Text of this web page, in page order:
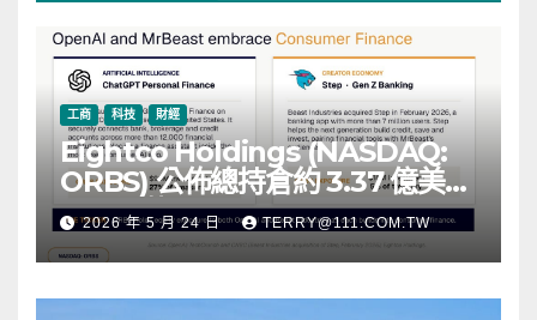
工商 科技 財經
Eightco Holdings (NASDAQ:
ORBS) 公佈總持倉約 3.37 億美
元，涵蓋 OpenAI、Beast
Industries、超過 11,000 枚以太
幣 (ETH) 及逾 2.83 億枚 WLD 代
幣
2026 年 5 月 24 日 TERRY@111.COM.TW